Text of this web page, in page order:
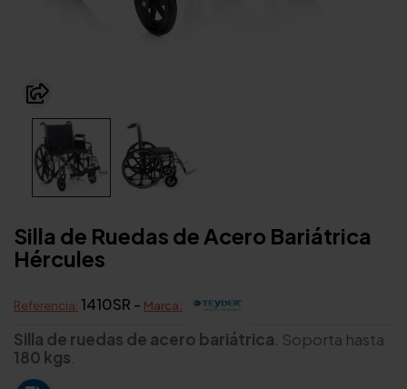
Silla de Ruedas de Acero Bariátrica
Hércules
Referencia: 1410SR - Marca:
Silla de ruedas de acero bariátrica . Soporta hasta
180 kgs